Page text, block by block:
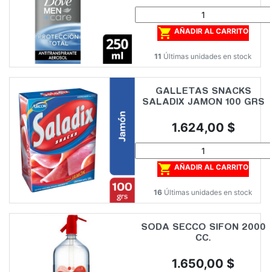
 AÑADIR AL CARRITO
11 Últimas unidades en stock
GALLETAS SNACKS
SALADIX JAMON 100 GRS
Precio
1.624,00 $
 AÑADIR AL CARRITO
16 Últimas unidades en stock
SODA SECCO SIFON 2000
CC.
Precio
1.650,00 $